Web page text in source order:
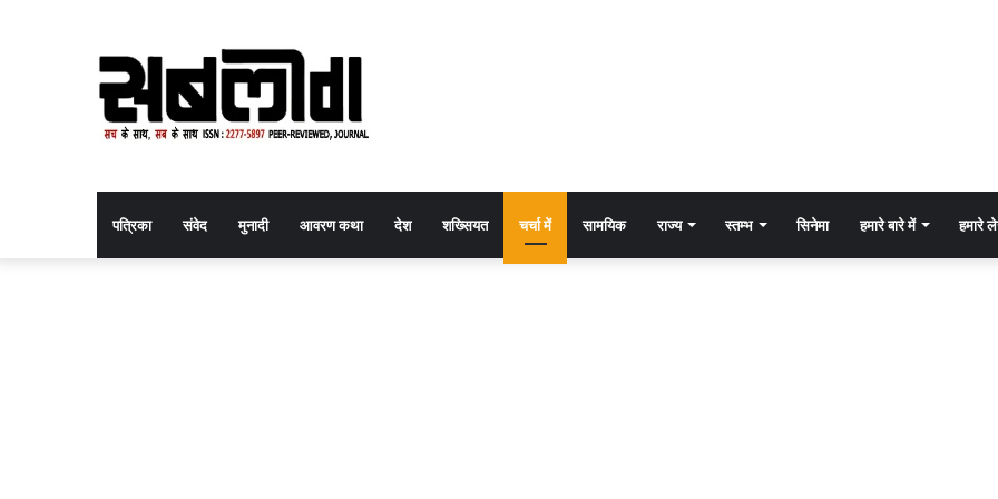
पत्रिका संवेद मुनादी आवरण कथा देश शख्सियत चर्चा में सामयिक राज्य स्तम्भ सिनेमा हमारे बारे में हमारे